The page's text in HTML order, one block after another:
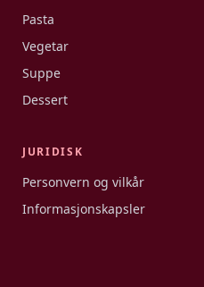
Pasta
Vegetar
Suppe
Dessert
JURIDISK
Personvern og vilkår
Informasjonskapsler